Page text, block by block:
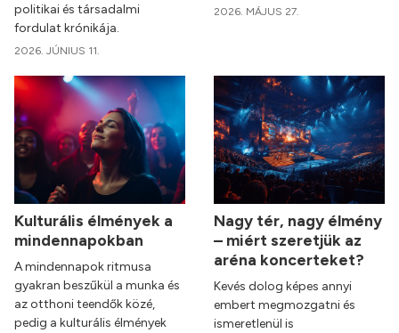
politikai és társadalmi
fordulat krónikája.
2026. JÚNIUS 11.
2026. MÁJUS 27.
Kulturális élmények a
mindennapokban
A mindennapok ritmusa
gyakran beszűkül a munka és
az otthoni teendők közé,
pedig a kulturális élmények
Nagy tér, nagy élmény
– miért szeretjük az
aréna koncerteket?
Kevés dolog képes annyi
embert megmozgatni és
ismeretlenül is